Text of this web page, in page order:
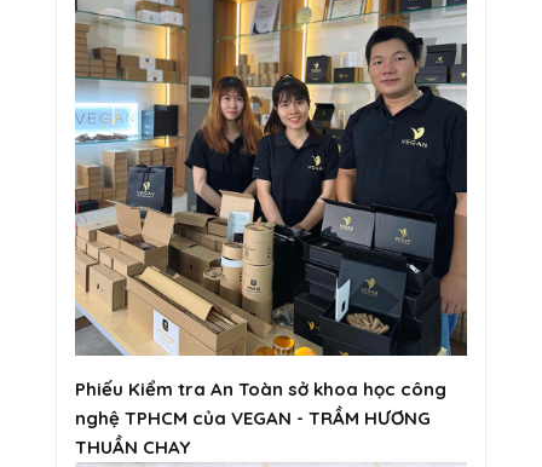
Phiếu Kiểm tra An Toàn sở khoa học công
nghệ TPHCM của VEGAN - TRẦM HƯƠNG
THUẦN CHAY